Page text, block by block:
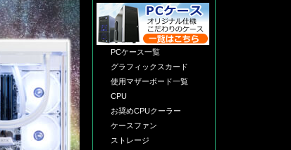
PCケース一覧
グラフィックスカード
使用マザーボード一覧
CPU
お奨めCPUクーラー
ケースファン
ストレージ